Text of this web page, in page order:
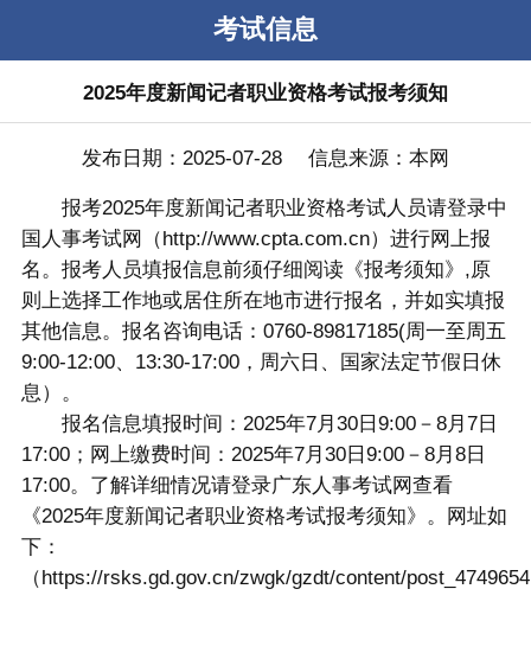
考试信息
2025年度新闻记者职业资格考试报考须知
发布日期：2025-07-28 信息来源：本网
报考2025年度新闻记者职业资格考试人员请登录中
国人事考试网（http://www.cpta.com.cn）进行网上报
名。报考人员填报信息前须仔细阅读《报考须知》,原
则上选择工作地或居住所在地市进行报名，并如实填报
其他信息。报名咨询电话：0760-89817185(周一至周五
9:00-12:00、13:30-17:00，周六日、国家法定节假日休
息）。
报名信息填报时间：2025年7月30日9:00－8月7日
17:00；网上缴费时间：2025年7月30日9:00－8月8日
17:00。了解详细情况请登录广东人事考试网查看
《2025年度新闻记者职业资格考试报考须知》。网址如
下：
（https://rsks.gd.gov.cn/zwgk/gzdt/content/